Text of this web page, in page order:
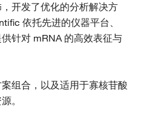
开发了优化的分析解决方
依托先进的仪器平台、
针对 mRNA 的高效表征与
组合，以及适用于寡核苷酸
。